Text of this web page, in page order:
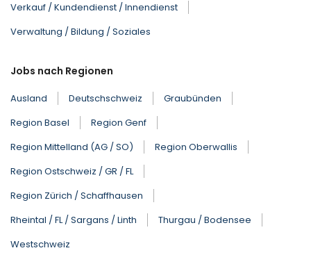
Verkauf / Kundendienst / Innendienst
Verwaltung / Bildung / Soziales
Jobs nach Regionen
Ausland Deutschschweiz
Graubünden
Region Basel
Region Genf
Region Mittelland (AG / SO)
Region Oberwallis
Region Ostschweiz / GR / FL
Region Zürich / Schaffhausen
Rheintal / FL / Sargans / Linth
Thurgau / Bodensee
Westschweiz